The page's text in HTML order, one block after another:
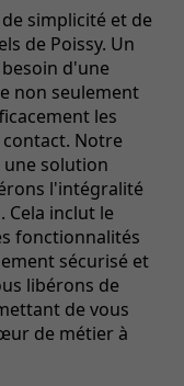
simplicité et de
de Poissy. Un
d'une
non seulement
les
Notre
solution
l'intégralité
Cela inclut le
fonctionnalités
sécurisé et
libérons de
de vous
de métier à